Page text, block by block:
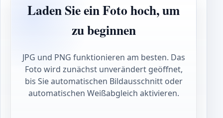
Laden Sie ein Foto hoch, um
zu beginnen
JPG und PNG funktionieren am besten. Das
Foto wird zunächst unverändert geöffnet,
bis Sie automatischen Bildausschnitt oder
automatischen Weißabgleich aktivieren.